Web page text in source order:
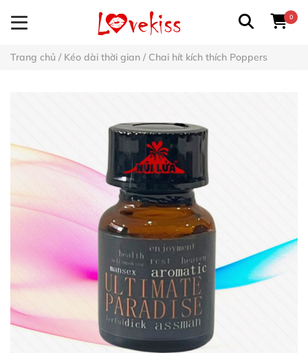
0
Trang chủ / Kéo dài thời gian / Chai hít kích thích Poppers